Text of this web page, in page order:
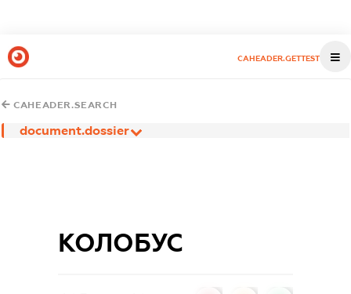
CAHEADER.GETTEST
CAHEADER.SEARCH
document.dossier
КОЛОБУС